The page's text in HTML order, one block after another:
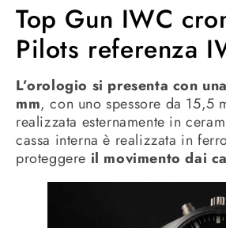
Top Gun IWC
Pilots referenza
L’orologio si presenta con
mm, con uno spessore da 15,5
realizzata esternamente in
cassa interna è realizzata in
proteggere il movimento dai